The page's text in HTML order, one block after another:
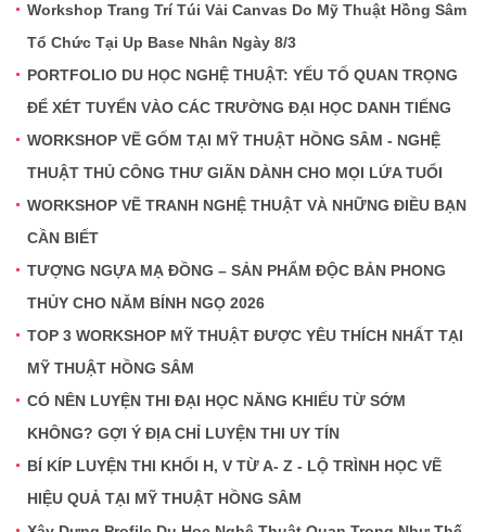
Workshop Trang Trí Túi Vải Canvas Do Mỹ Thuật Hồng Sâm
Tổ Chức Tại Up Base Nhân Ngày 8/3
PORTFOLIO DU HỌC NGHỆ THUẬT: YẾU TỐ QUAN TRỌNG
ĐỂ XÉT TUYỂN VÀO CÁC TRƯỜNG ĐẠI HỌC DANH TIẾNG
WORKSHOP VẼ GỐM TẠI MỸ THUẬT HỒNG SÂM - NGHỆ
THUẬT THỦ CÔNG THƯ GIÃN DÀNH CHO MỌI LỨA TUỔI
WORKSHOP VẼ TRANH NGHỆ THUẬT VÀ NHỮNG ĐIỀU BẠN
CẦN BIẾT
TƯỢNG NGỰA MẠ ĐỒNG – SẢN PHẨM ĐỘC BẢN PHONG
THỦY CHO NĂM BÍNH NGỌ 2026
TOP 3 WORKSHOP MỸ THUẬT ĐƯỢC YÊU THÍCH NHẤT TẠI
MỸ THUẬT HỒNG SÂM
CÓ NÊN LUYỆN THI ĐẠI HỌC NĂNG KHIẾU TỪ SỚM
KHÔNG? GỢI Ý ĐỊA CHỈ LUYỆN THI UY TÍN
BÍ KÍP LUYỆN THI KHỐI H, V TỪ A- Z - LỘ TRÌNH HỌC VẼ
HIỆU QUẢ TẠI MỸ THUẬT HỒNG SÂM